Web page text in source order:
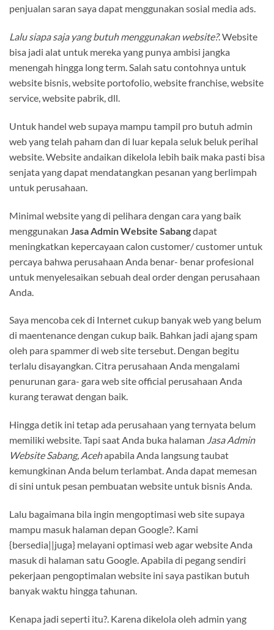
penjualan saran saya dapat menggunakan sosial media ads.
Lalu siapa saja yang butuh menggunakan website?. Website
bisa jadi alat untuk mereka yang punya ambisi jangka
menengah hingga long term. Salah satu contohnya untuk
website bisnis, website portofolio, website franchise, website
service, website pabrik, dll.
Untuk handel web supaya mampu tampil pro butuh admin
web yang telah paham dan di luar kepala seluk beluk perihal
website. Website andaikan dikelola lebih baik maka pasti bisa
senjata yang dapat mendatangkan pesanan yang berlimpah
untuk perusahaan.
Minimal website yang di pelihara dengan cara yang baik
menggunakan Jasa Admin Website Sabangdapat
meningkatkan kepercayaan calon customer/ customer untuk
percaya bahwa perusahaan Anda benar- benar profesional
untuk menyelesaikan sebuah deal order dengan perusahaan
Anda.
Saya mencoba cek di Internet cukup banyak web yang belum
di maentenance dengan cukup baik. Bahkan jadi ajang spam
oleh para spammer di web site tersebut. Dengan begitu
terlalu disayangkan. Citra perusahaan Anda mengalami
penurunan gara- gara web site official perusahaan Anda
kurang terawat dengan baik.
Hingga detik ini tetap ada perusahaan yang ternyata belum
memiliki website. Tapi saat Anda buka halaman Jasa Admin
Website Sabang, Acehapabila Anda langsung taubat
kemungkinan Anda belum terlambat. Anda dapat memesan
di sini untuk pesan pembuatan website untuk bisnis Anda.
Lalu bagaimana bila ingin mengoptimasi web site supaya
mampu masuk halaman depan Google?. Kami
{bersedia||juga} melayani optimasi web agar website Anda
masuk di halaman satu Google. Apabila di pegang sendiri
pekerjaan pengoptimalan website ini saya pastikan butuh
banyak waktu hingga tahunan.
Kenapa jadi seperti itu?. Karena dikelola oleh admin yang